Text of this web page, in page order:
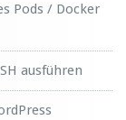
Pods / Docker
ausführen